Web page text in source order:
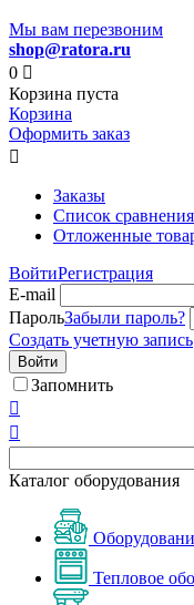
Мы вам перезвоним
shop@ratora.ru
0 
Корзина пуста
Корзина
Оформить заказ

Заказы
Список сравнения
Отложенные
ВойтиРегистрация
E-mail
ПарольЗабыли пароль?
Создать учетную запись
Войти
Запомнить


Каталог оборудования
Тепловое